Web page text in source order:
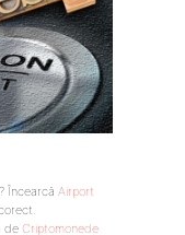
Încearcă Airport
de Criptomonede